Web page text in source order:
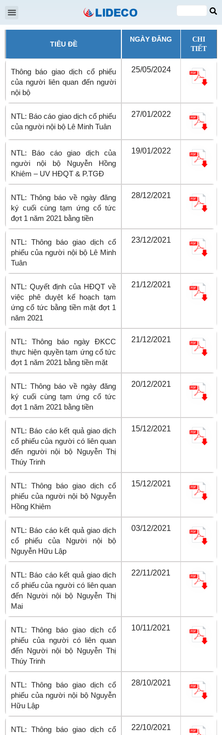
VI
EN
TIÊU ĐỀ
NGÀY ĐĂNG
CHI
TIẾT
Thông báo giao dịch cổ phiếu
của người liên quan đến người
nội bộ
25/05/2024
NTL: Báo cáo giao dịch cổ phiếu
của người nội bộ Lê Minh Tuân
27/01/2022
NTL: Báo cáo giao dịch của
người nội bộ Nguyễn Hồng
Khiêm – UV HĐQT & P.TGĐ
19/01/2022
NTL: Thông báo về ngày đăng
ký cuối cùng tạm ứng cổ tức
đợt 1 năm 2021 bằng tiền
28/12/2021
NTL: Thông báo giao dịch cổ
phiếu của người nội bộ Lê Minh
Tuân
23/12/2021
NTL: Quyết định của HĐQT về
việc phê duyệt kế hoạch tạm
ứng cổ tức bằng tiền mặt đợt 1
năm 2021
21/12/2021
NTL: Thông báo ngày ĐKCC
thực hiện quyền tạm ứng cổ tức
đợt 1 năm 2021 bằng tiền mặt
21/12/2021
NTL: Thông báo về ngày đăng
ký cuối cùng tạm ứng cổ tức
đợt 1 năm 2021 bằng tiền
20/12/2021
NTL: Báo cáo kết quả giao dịch
cổ phiếu của người có liên quan
đến người nội bộ Nguyễn Thị
Thúy Trinh
15/12/2021
NTL: Thông báo giao dịch cổ
phiếu của người nội bộ Nguyễn
Hồng Khiêm
15/12/2021
NTL: Báo cáo kết quả giao dịch
cổ phiếu của Người nội bộ
Nguyễn Hữu Lập
03/12/2021
NTL: Báo cáo kết quả giao dịch
cổ phiếu của người có liên quan
đến Người nội bộ Nguyễn Thị
Mai
22/11/2021
NTL: Thông báo giao dịch cổ
phiếu của người có liên quan
đến Người nội bộ Nguyễn Thị
Thúy Trinh
10/11/2021
NTL: Thông báo giao dịch cổ
phiếu của người nội bộ Nguyễn
Hữu Lập
28/10/2021
NTL: Thông báo giao dịch cổ
22/10/2021